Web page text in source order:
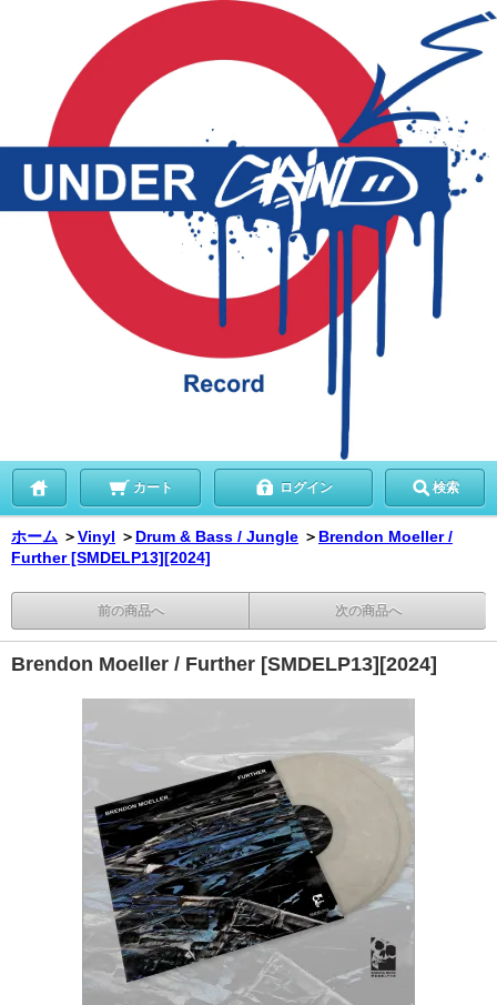
カート ログイン 検索
ホーム ＞Vinyl ＞ Drum & Bass / Jungle ＞ Brendon Moeller /
Further [SMDELP13][2024]
前の商品へ 次の商品へ
Brendon Moeller / Further [SMDELP13][2024]